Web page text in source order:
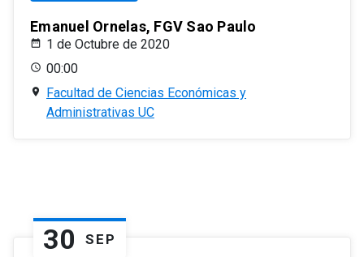
Emanuel Ornelas, FGV Sao Paulo
1 de Octubre de 2020
00:00
Facultad de Ciencias Económicas y
Administrativas UC
30 SEP